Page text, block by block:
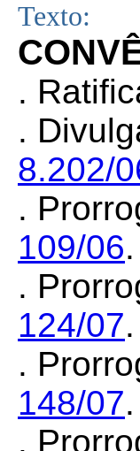
Texto:
.
.
8.202/
.
109/06.
.
124/07.
.
148/07.
.